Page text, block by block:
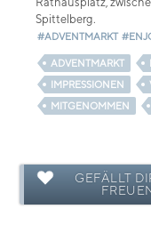
Spittelberg.
#ADVENTMARKT
ADVENTMARKT
IMPRESSIONEN
MITGENOMMEN
GEFÄLLT